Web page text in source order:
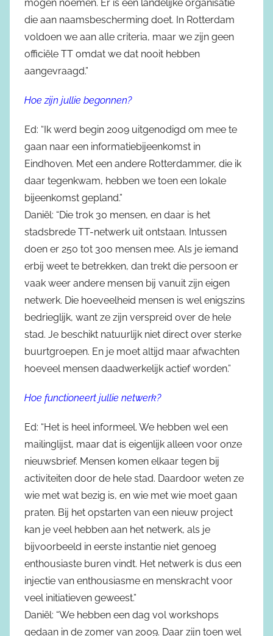
mogen noemen. Er is een landelijke organisatie
die aan naamsbescherming doet. In Rotterdam
voldoen we aan alle criteria, maar we zijn geen
officiële TT omdat we dat nooit hebben
aangevraagd.”
Hoe zijn jullie begonnen?
Ed: “Ik werd begin 2009 uitgenodigd om mee te
gaan naar een informatiebijeenkomst in
Eindhoven. Met een andere Rotterdammer, die ik
daar tegenkwam, hebben we toen een lokale
bijeenkomst gepland.”
Daniël: “Die trok 30 mensen, en daar is het
stadsbrede TT-netwerk uit ontstaan. Intussen
doen er 250 tot 300 mensen mee. Als je iemand
erbij weet te betrekken, dan trekt die persoon er
vaak weer andere mensen bij vanuit zijn eigen
netwerk. Die hoeveelheid mensen is wel enigszins
bedrieglijk, want ze zijn verspreid over de hele
stad. Je beschikt natuurlijk niet direct over sterke
buurtgroepen. En je moet altijd maar afwachten
hoeveel mensen daadwerkelijk actief worden.”
Hoe functioneert jullie netwerk?
Ed: “Het is heel informeel. We hebben wel een
mailinglijst, maar dat is eigenlijk alleen voor onze
nieuwsbrief. Mensen komen elkaar tegen bij
activiteiten door de hele stad. Daardoor weten ze
wie met wat bezig is, en wie met wie moet gaan
praten. Bij het opstarten van een nieuw project
kan je veel hebben aan het netwerk, als je
bijvoorbeeld in eerste instantie niet genoeg
enthousiaste buren vindt. Het netwerk is dus een
injectie van enthousiasme en menskracht voor
veel initiatieven geweest.”
Daniël: “We hebben een dag vol workshops
gedaan in de zomer van 2009. Daar zijn toen wel